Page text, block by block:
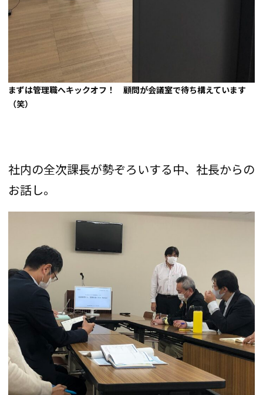
まずは管理職へキックオフ！ 顧問が会議室で待ち構えています
（笑）
社内の全次課長が勢ぞろいする中、社長からの
お話し。